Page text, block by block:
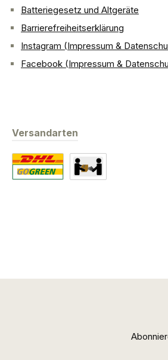
Batteriegesetz und Altgeräte
Barrierefreiheitserklärung
Instagram (Impressum &
Facebook (Impressum &
Versandarten